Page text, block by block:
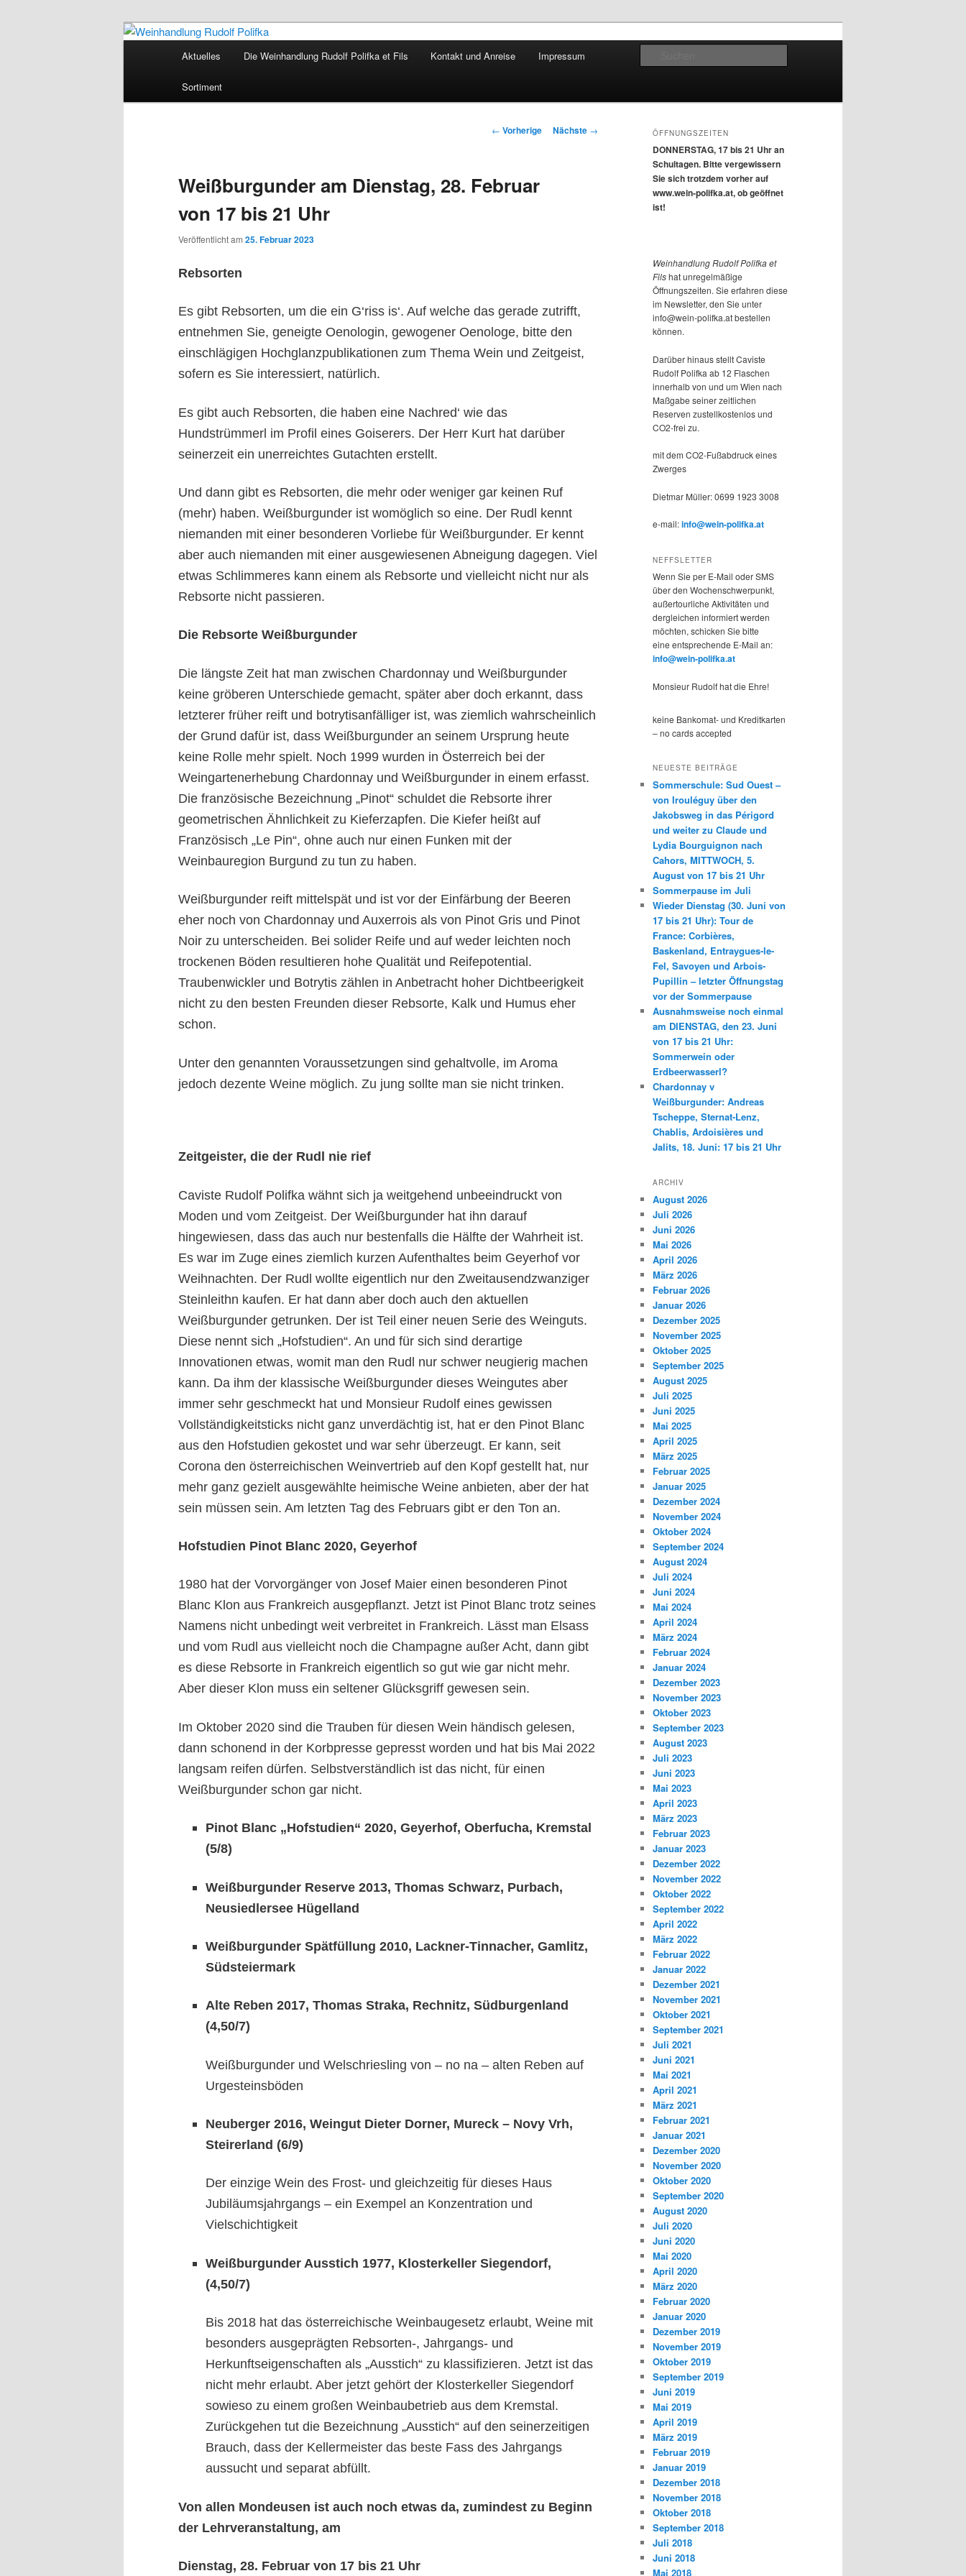
Weinhandlung Rudolf Polifka
Zum Inhalt wechseln
Aktuelles Die Weinhandlung Rudolf Polifka et Fils Kontakt und Anreise Impressum
Sortiment
Artikelnavigation
← Vorherige Nächste →
Weißburgunder am Dienstag, 28. Februar
von 17 bis 21 Uhr
Veröffentlicht am 25. Februar 2023
Rebsorten
Es gibt Rebsorten, um die ein G‘riss is‘. Auf welche das gerade zutrifft,
entnehmen Sie, geneigte Oenologin, gewogener Oenologe, bitte den
einschlägigen Hochglanzpublikationen zum Thema Wein und Zeitgeist,
sofern es Sie interessiert, natürlich.
Es gibt auch Rebsorten, die haben eine Nachred‘ wie das
Hundstrümmerl im Profil eines Goiserers. Der Herr Kurt hat darüber
seinerzeit ein unerreichtes Gutachten erstellt.
Und dann gibt es Rebsorten, die mehr oder weniger gar keinen Ruf
(mehr) haben. Weißburgunder ist womöglich so eine. Der Rudl kennt
niemanden mit einer besonderen Vorliebe für Weißburgunder. Er kennt
aber auch niemanden mit einer ausgewiesenen Abneigung dagegen. Viel
etwas Schlimmeres kann einem als Rebsorte und vielleicht nicht nur als
Rebsorte nicht passieren.
Die Rebsorte Weißburgunder
Die längste Zeit hat man zwischen Chardonnay und Weißburgunder
keine gröberen Unterschiede gemacht, später aber doch erkannt, dass
letzterer früher reift und botrytisanfälliger ist, was ziemlich wahrscheinlich
der Grund dafür ist, dass Weißburgunder an seinem Ursprung heute
keine Rolle mehr spielt. Noch 1999 wurden in Österreich bei der
Weingartenerhebung Chardonnay und Weißburgunder in einem erfasst.
Die französische Bezeichnung „Pinot“ schuldet die Rebsorte ihrer
geometrischen Ähnlichkeit zu Kieferzapfen. Die Kiefer heißt auf
Französisch „Le Pin“, ohne auch nur einen Funken mit der
Weinbauregion Burgund zu tun zu haben.
Weißburgunder reift mittelspät und ist vor der Einfärbung der Beeren
eher noch von Chardonnay und Auxerrois als von Pinot Gris und Pinot
Noir zu unterscheiden. Bei solider Reife und auf weder leichten noch
trockenen Böden resultieren hohe Qualität und Reifepotential.
Traubenwickler und Botrytis zählen in Anbetracht hoher Dichtbeerigkeit
nicht zu den besten Freunden dieser Rebsorte, Kalk und Humus eher
schon.
Unter den genannten Voraussetzungen sind gehaltvolle, im Aroma
jedoch dezente Weine möglich. Zu jung sollte man sie nicht trinken.
Zeitgeister, die der Rudl nie rief
Caviste Rudolf Polifka wähnt sich ja weitgehend unbeeindruckt von
Moden und vom Zeitgeist. Der Weißburgunder hat ihn darauf
hingewiesen, dass das auch nur bestenfalls die Hälfte der Wahrheit ist.
Es war im Zuge eines ziemlich kurzen Aufenthaltes beim Geyerhof vor
Weihnachten. Der Rudl wollte eigentlich nur den Zweitausendzwanziger
Steinleithn kaufen. Er hat dann aber doch auch den aktuellen
Weißburgunder getrunken. Der ist Teil einer neuen Serie des Weinguts.
Diese nennt sich „Hofstudien“. An und für sich sind derartige
Innovationen etwas, womit man den Rudl nur schwer neugierig machen
kann. Da ihm der klassische Weißburgunder dieses Weingutes aber
immer sehr geschmeckt hat und Monsieur Rudolf eines gewissen
Vollständigkeitsticks nicht ganz unverdächtig ist, hat er den Pinot Blanc
aus den Hofstudien gekostet und war sehr überzeugt. Er kann, seit
Corona den österreichischen Weinvertrieb auf den Kopf gestellt hat, nur
mehr ganz gezielt ausgewählte heimische Weine anbieten, aber der hat
sein müssen sein. Am letzten Tag des Februars gibt er den Ton an.
Hofstudien Pinot Blanc 2020, Geyerhof
1980 hat der Vorvorgänger von Josef Maier einen besonderen Pinot
Blanc Klon aus Frankreich ausgepflanzt. Jetzt ist Pinot Blanc trotz seines
Namens nicht unbedingt weit verbreitet in Frankreich. Lässt man Elsass
und vom Rudl aus vielleicht noch die Champagne außer Acht, dann gibt
es diese Rebsorte in Frankreich eigentlich so gut wie gar nicht mehr.
Aber dieser Klon muss ein seltener Glücksgriff gewesen sein.
Im Oktober 2020 sind die Trauben für diesen Wein händisch gelesen,
dann schonend in der Korbpresse gepresst worden und hat bis Mai 2022
langsam reifen dürfen. Selbstverständlich ist das nicht, für einen
Weißburgunder schon gar nicht.
Pinot Blanc „Hofstudien“ 2020, Geyerhof, Oberfucha, Kremstal
(5/8)
Weißburgunder Reserve 2013, Thomas Schwarz, Purbach,
Neusiedlersee Hügelland
Weißburgunder Spätfüllung 2010, Lackner-Tinnacher, Gamlitz,
Südsteiermark
Alte Reben 2017, Thomas Straka, Rechnitz, Südburgenland
(4,50/7)
Weißburgunder und Welschriesling von – no na – alten Reben auf
Urgesteinsböden
Neuberger 2016, Weingut Dieter Dorner, Mureck – Novy Vrh,
Steirerland (6/9)
Der einzige Wein des Frost- und gleichzeitig für dieses Haus
Jubiläumsjahrgangs – ein Exempel an Konzentration und
Vielschichtigkeit
Weißburgunder Ausstich 1977, Klosterkeller Siegendorf,
(4,50/7)
Bis 2018 hat das österreichische Weinbaugesetz erlaubt, Weine mit
besonders ausgeprägten Rebsorten-, Jahrgangs- und
Herkunftseigenschaften als „Ausstich“ zu klassifizieren. Jetzt ist das
nicht mehr erlaubt. Aber jetzt gehört der Klosterkeller Siegendorf
sowieso zu einem großen Weinbaubetrieb aus dem Kremstal.
Zurückgehen tut die Bezeichnung „Ausstich“ auf den seinerzeitigen
Brauch, dass der Kellermeister das beste Fass des Jahrgangs
aussucht und separat abfüllt.
Von allen Mondeusen ist auch noch etwas da, zumindest zu Beginn
der Lehrveranstaltung, am
Dienstag, 28. Februar von 17 bis 21 Uhr
ÖFFNUNGSZEITEN
DONNERSTAG, 17 bis 21 Uhr an
Schultagen. Bitte vergewissern
Sie sich trotzdem vorher auf
www.wein-polifka.at, ob geöffnet
ist!
Weinhandlung Rudolf Polifka et
Filshat unregelmäßige
Öffnungszeiten. Sie erfahren diese
im Newsletter, den Sie unter
info@wein-polifka.at bestellen
können.
Darüber hinaus stellt Caviste
Rudolf Polifka ab 12 Flaschen
innerhalb von und um Wien nach
Maßgabe seiner zeitlichen
Reserven zustellkostenlos und
CO2-frei zu.
mit dem CO2-Fußabdruck eines
Zwerges
Dietmar Müller: 0699 1923 3008
e-mail:info@wein-polifka.at
NEFFSLETTER
Wenn Sie per E-Mail oder SMS
über den Wochenschwerpunkt,
außertourliche Aktivitäten und
dergleichen informiert werden
möchten, schicken Sie bitte
eine entsprechende E-Mail an:
info@wein-polifka.at
Monsieur Rudolf hat die Ehre!
keine Bankomat- und Kreditkarten
– no cards accepted
NEUESTE BEITRÄGE
Sommerschule: Sud Ouest –
von Irouléguy über den
Jakobsweg in das Périgord
und weiter zu Claude und
Lydia Bourguignon nach
Cahors, MITTWOCH, 5.
August von 17 bis 21 Uhr
Sommerpause im Juli
Wieder Dienstag (30. Juni von
17 bis 21 Uhr): Tour de
France: Corbières,
Baskenland, Entraygues-le-
Fel, Savoyen und Arbois-
Pupillin – letzter Öffnungstag
vor der Sommerpause
Ausnahmsweise noch einmal
am DIENSTAG, den 23. Juni
von 17 bis 21 Uhr:
Sommerwein oder
Erdbeerwasserl?
Chardonnay v
Weißburgunder: Andreas
Tscheppe, Sternat-Lenz,
Chablis, Ardoisières und
Jalits, 18. Juni: 17 bis 21 Uhr
ARCHIV
August 2026
Juli 2026
Juni 2026
Mai 2026
April 2026
März 2026
Februar 2026
Januar 2026
Dezember 2025
November 2025
Oktober 2025
September 2025
August 2025
Juli 2025
Juni 2025
Mai 2025
April 2025
März 2025
Februar 2025
Januar 2025
Dezember 2024
November 2024
Oktober 2024
September 2024
August 2024
Juli 2024
Juni 2024
Mai 2024
April 2024
März 2024
Februar 2024
Januar 2024
Dezember 2023
November 2023
Oktober 2023
September 2023
August 2023
Juli 2023
Juni 2023
Mai 2023
April 2023
März 2023
Februar 2023
Januar 2023
Dezember 2022
November 2022
Oktober 2022
September 2022
April 2022
März 2022
Februar 2022
Januar 2022
Dezember 2021
November 2021
Oktober 2021
September 2021
Juli 2021
Juni 2021
Mai 2021
April 2021
März 2021
Februar 2021
Januar 2021
Dezember 2020
November 2020
Oktober 2020
September 2020
August 2020
Juli 2020
Juni 2020
Mai 2020
April 2020
März 2020
Februar 2020
Januar 2020
Dezember 2019
November 2019
Oktober 2019
September 2019
Juni 2019
Mai 2019
April 2019
März 2019
Februar 2019
Januar 2019
Dezember 2018
November 2018
Oktober 2018
September 2018
Juli 2018
Juni 2018
Mai 2018